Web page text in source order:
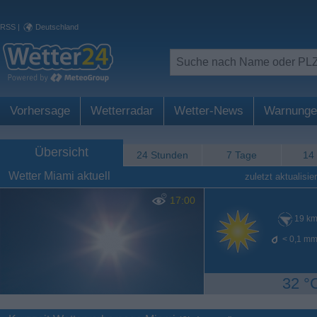
RSS | Deutschland
Vorhersage Wetterradar Wetter-News
Übersicht 24 Stunden 7 Tage 14
Wetter Miami aktuell zuletzt
17:00
19
< 0,1
32